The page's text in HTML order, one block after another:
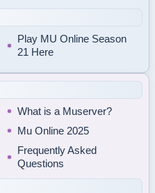
Play MU Online Season
21 Here
What is a Muserver?
Mu Online 2025
Frequently Asked
Questions